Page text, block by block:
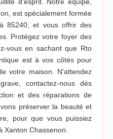
est spécialement formée
85240, et vous offrir des
Protégez votre foyer des
vous en sachant que Rto
est à vos côtés pour
votre maison. N'attendez
contactez-nous dès
et des réparations de
préserver la beauté et
pour que vous puissiez
Xanton Chassenon.